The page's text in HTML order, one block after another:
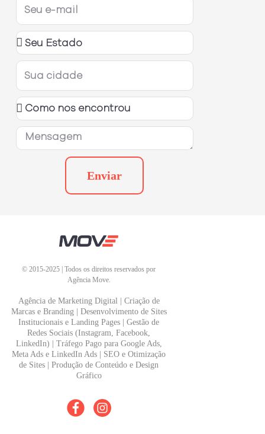
Enviar
© 2015-2025 | Todos os direitos reservados por
Agência Move.
Agência de Marketing Digital | Criação de
Marcas e Branding | Desenvolvimento de Sites
Institucionais e Landing Pages | Gestão de
Redes Sociais (Instagram, Facebook,
LinkedIn) | Tráfego Pago para Google Ads,
Meta Ads e LinkedIn Ads | SEO e Otimização
de Sites | Produção de Conteúdo e Design
Gráfico